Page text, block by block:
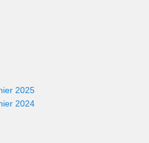
2025
2024